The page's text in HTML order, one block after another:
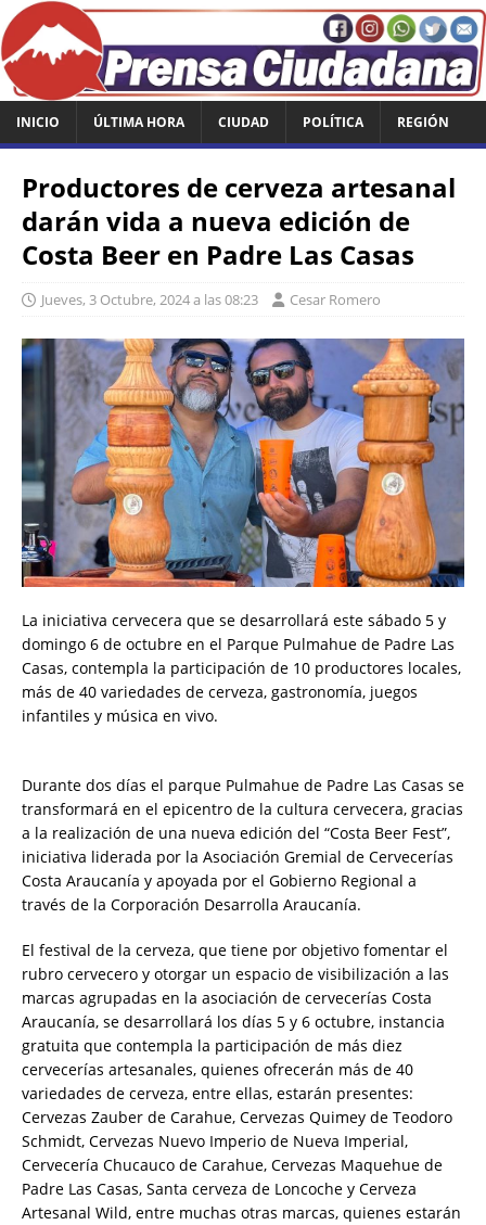
INICIO ÚLTIMA HORA CIUDAD POLÍTICA REGIÓN
Productores de cerveza artesanal
darán vida a nueva edición de
Costa Beer en Padre Las Casas
Jueves, 3 Octubre, 2024 a las 08:23 Cesar Romero
La iniciativa cervecera que se desarrollará este sábado 5 y
domingo 6 de octubre en el Parque Pulmahue de Padre Las
Casas, contempla la participación de 10 productores locales,
más de 40 variedades de cerveza, gastronomía, juegos
infantiles y música en vivo.
Durante dos días el parque Pulmahue de Padre Las Casas se
transformará en el epicentro de la cultura cervecera, gracias
a la realización de una nueva edición del “Costa Beer Fest”,
iniciativa liderada por la Asociación Gremial de Cervecerías
Costa Araucanía y apoyada por el Gobierno Regional a
través de la Corporación Desarrolla Araucanía.
El festival de la cerveza, que tiene por objetivo fomentar el
rubro cervecero y otorgar un espacio de visibilización a las
marcas agrupadas en la asociación de cervecerías Costa
Araucanía, se desarrollará los días 5 y 6 octubre, instancia
gratuita que contempla la participación de más diez
cervecerías artesanales, quienes ofrecerán más de 40
variedades de cerveza, entre ellas, estarán presentes:
Cervezas Zauber de Carahue, Cervezas Quimey de Teodoro
Schmidt, Cervezas Nuevo Imperio de Nueva Imperial,
Cervecería Chucauco de Carahue, Cervezas Maquehue de
Padre Las Casas, Santa cerveza de Loncoche y Cerveza
Artesanal Wild, entre muchas otras marcas, quienes estarán